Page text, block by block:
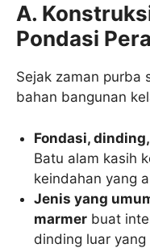
A.
Pondasi
Sejak zaman purba
bahan bangunan
Fondasi,
Batu alam kasih
keindahan yang
Jenis yang
marmer buat
dinding luar yang